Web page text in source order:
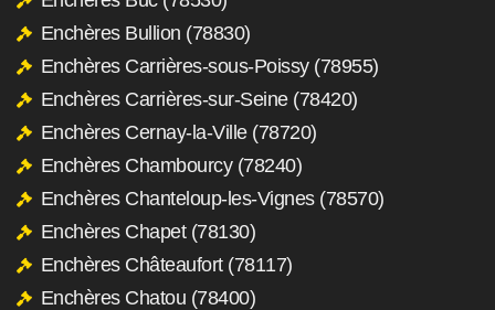
Enchères Bullion (78830)
Enchères Carrières-sous-Poissy (78955)
Enchères Carrières-sur-Seine (78420)
Enchères Cernay-la-Ville (78720)
Enchères Chambourcy (78240)
Enchères Chanteloup-les-Vignes (78570)
Enchères Chapet (78130)
Enchères Châteaufort (78117)
Enchères Chatou (78400)